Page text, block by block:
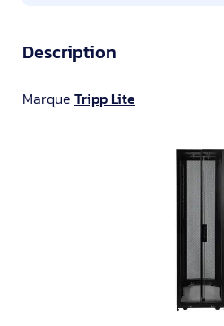
Description
Marque Tripp Lite